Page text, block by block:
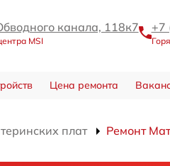
канала, 118к7
MSI
+7
Цена ремонта
плат Ремонт